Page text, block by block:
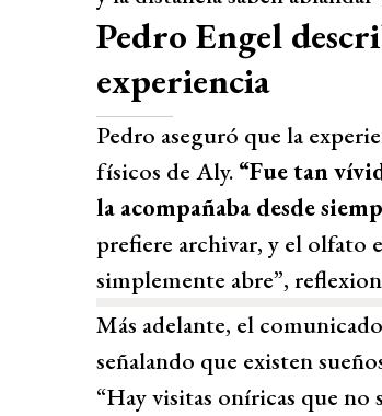
Pedro Engel
experiencia
Pedro aseguró que la
físicos de Aly. “Fue tan
la acompañaba desde
prefiere archivar, y el olfato
simplemente abre”,
Más adelante, el
señalando que existen
“Hay visitas oníricas que no